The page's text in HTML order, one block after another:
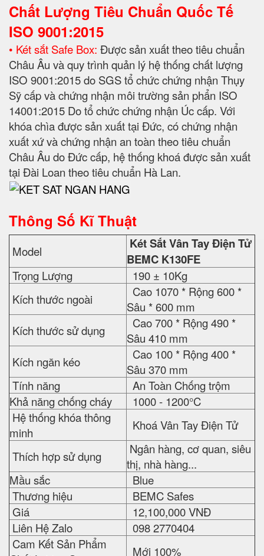
Chất Lượng Tiêu Chuẩn Quốc Tế
ISO 9001:2015
• Két sắt Safe Box: Được sản xuất theo tiêu chuẩn
Châu Âu và quy trình quản lý hệ thống chất lượng
ISO 9001:2015 do SGS tổ chức chứng nhận Thụy
Sỹ cấp và chứng nhận môi trường sản phẩn ISO
14001:2015 Do tổ chức chứng nhận Úc cấp. Với
khóa chìa được sản xuất tại Đức, có chứng nhận
xuất xứ và chứng nhận an toàn theo tiêu chuẩn
Châu Âu do Đức cấp, hệ thống khoá được sản xuất
tại Đài Loan theo tiêu chuẩn Hà Lan.
Thông Số Kĩ Thuật
Model
Két Sắt Vân Tay Điện Tử
BEMC K130FE
Trọng Lượng
190 ± 10Kg
Kích thước ngoài
Cao 1070 * Rộng 600 *
Sâu * 600 mm
Kích thước sử dụng
Cao 700 * Rộng 490 *
Sâu 410 mm
Kích ngăn kéo
Cao 100 * Rộng 400 *
Sâu 370 mm
Tính năng
An Toàn Chống trộm
Khả năng chống cháy
1000 - 1200°C
Hệ thống khóa thông
minh
Khoá Vân Tay Điện Tử
Thích hợp sử dụng
Ngân hàng, cơ quan, siêu
thị, nhà hàng...
Mầu sắc
Blue
Thương hiệu
BEMC Safes
Giá
12,100,000 VNĐ
Liên Hệ Zalo
098 2770404
Cam Kết Sản Phẩm
Mới 100%